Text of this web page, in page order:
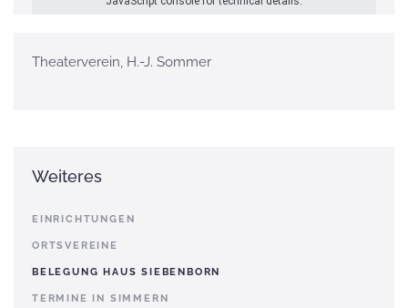
Theaterverein, H.-J. Sommer
Weiteres
EINRICHTUNGEN
ORTSVEREINE
BELEGUNG HAUS SIEBENBORN
TERMINE IN SIMMERN